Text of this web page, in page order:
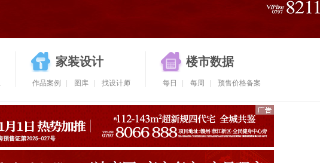
家装设计
作品案例 图库 找设计师
楼市数据
每日 每周 预售价格备案